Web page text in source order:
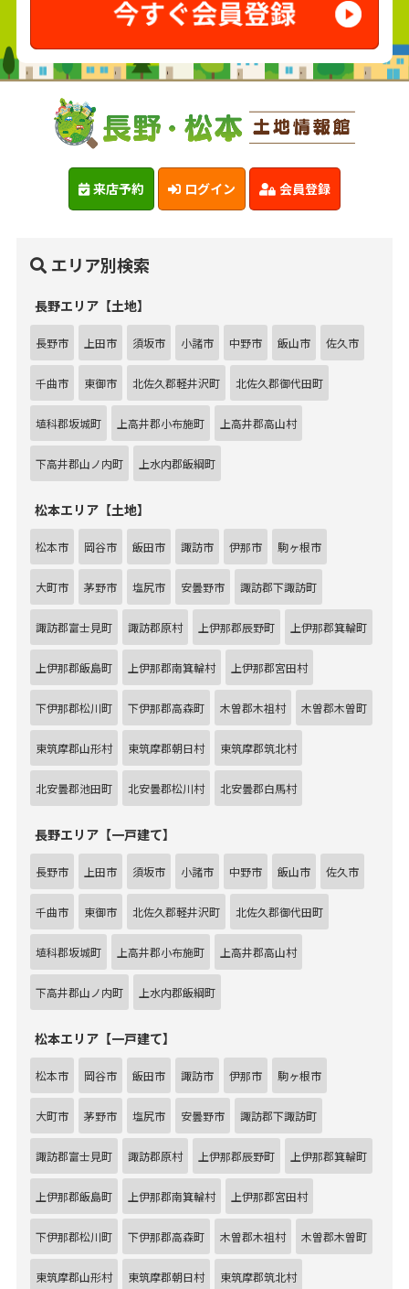
来店予約 ログイン 会員登録
エリア別検索
長野エリア【土地】
長野市 上田市 須坂市 小諸市 中野市 飯山市 佐久市
千曲市 東御市 北佐久郡軽井沢町 北佐久郡御代田町
埴科郡坂城町 上高井郡小布施町 上高井郡高山村
下高井郡山ノ内町 上水内郡飯綱町
松本エリア【土地】
松本市 岡谷市 飯田市 諏訪市 伊那市 駒ヶ根市
大町市 茅野市 塩尻市 安曇野市 諏訪郡下諏訪町
諏訪郡富士見町 諏訪郡原村 上伊那郡辰野町 上伊那郡箕輪町
上伊那郡飯島町 上伊那郡南箕輪村 上伊那郡宮田村
下伊那郡松川町 下伊那郡高森町 木曽郡木祖村 木曽郡木曽町
東筑摩郡山形村 東筑摩郡朝日村 東筑摩郡筑北村
北安曇郡池田町 北安曇郡松川村 北安曇郡白馬村
長野エリア【一戸建て】
長野市 上田市 須坂市 小諸市 中野市 飯山市 佐久市
千曲市 東御市 北佐久郡軽井沢町 北佐久郡御代田町
埴科郡坂城町 上高井郡小布施町 上高井郡高山村
下高井郡山ノ内町 上水内郡飯綱町
松本エリア【一戸建て】
松本市 岡谷市 飯田市 諏訪市 伊那市 駒ヶ根市
大町市 茅野市 塩尻市 安曇野市 諏訪郡下諏訪町
諏訪郡富士見町 諏訪郡原村 上伊那郡辰野町 上伊那郡箕輪町
上伊那郡飯島町 上伊那郡南箕輪村 上伊那郡宮田村
下伊那郡松川町 下伊那郡高森町 木曽郡木祖村 木曽郡木曽町
東筑摩郡山形村 東筑摩郡朝日村 東筑摩郡筑北村